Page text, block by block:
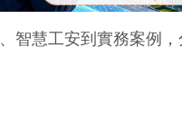
智慧工安到實務案例